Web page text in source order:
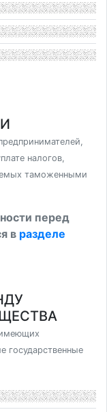
налогов,
таможенными
перед
в разделе
государственные